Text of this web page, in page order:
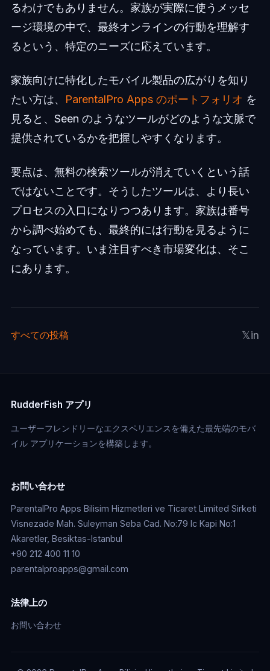
るわけでもありません。家族が実際に使うメッセ
ージ環境の中で、最終オンラインの行動を理解す
るという、特定のニーズに応えています。
家族向けに特化したモバイル製品の広がりを知り
たい方は、 ParentalPro Apps のポートフォリオ を
見ると、Seen のようなツールがどのような文脈で
提供されているかを把握しやすくなります。
要点は、無料の検索ツールが消えていくという話
ではないことです。そうしたツールは、より長い
プロセスの入口になりつつあります。家族は番号
から調べ始めても、最終的には行動を見るように
なっています。いま注目すべき市場変化は、そこ
にあります。
すべての投稿 𝕏in
RudderFish アプリ
ユーザーフレンドリーなエクスペリエンスを備えた最先端のモバ
イル アプリケーションを構築します。
お問い合わせ
ParentalPro Apps Bilisim Hizmetleri ve Ticaret Limited Sirketi
Visnezade Mah. Suleyman Seba Cad. No:79 Ic Kapi No:1
Akaretler, Besiktas-Istanbul
+90 212 400 11 10
parentalproapps@gmail.com
法律上の
お問い合わせ